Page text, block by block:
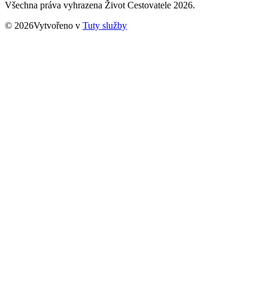
Všechna práva vyhrazena Život Cestovatele 2026.
© 2026Vytvořeno v Tuty služby